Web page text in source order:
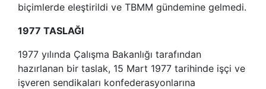
biçimlerde eleştirildi ve TBMM gündemine gelmedi.
1977 TASLAĞI
1977 yılında Çalışma Bakanlığı tarafından
hazırlanan bir taslak, 15 Mart 1977 tarihinde işçi ve
işveren sendikaları konfederasyonlarına